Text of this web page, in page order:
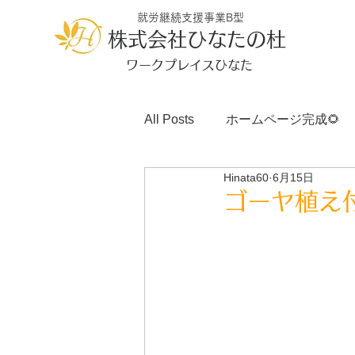
就労継続支援事業B型
株式会社ひなたの杜
ワークプレイスひなた
All Posts ホームページ完成🌻
ゴーヤ植え
Hinata60 6月15日